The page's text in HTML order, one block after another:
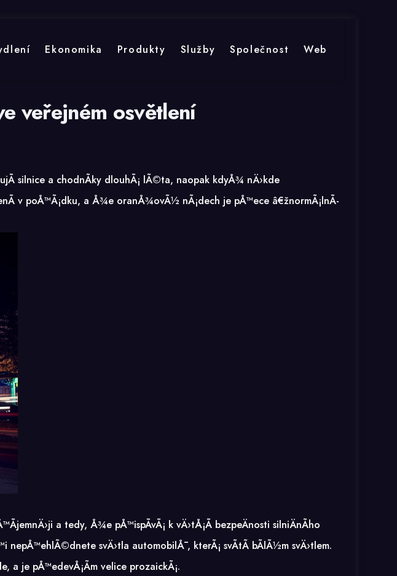
Ekonomika Produkty Služby Společnost Web
veřejném osvětlení
silnice a chodnÃ­ky dlouhÃ¡ lÃ©ta, naopak kdyÅ¾ nÄ›kde
v poÅ™Ã¡dku, a Å¾e oranÅ¾ovÃ½ nÃ¡dech je pÅ™ece â€žnormÃ¡lnÃ­
a tedy, Å¾e pÅ™ispÃ­vÃ¡ k vÄ›tÅ¡Ã­ bezpeÄnosti silniÄnÃ­ho
svÄ›tla automobilÅ¯, kterÃ¡ svÃ­tÃ­ bÃ­lÃ½m svÄ›tlem.
a je pÅ™edevÅ¡Ã­m velice prozaickÃ¡.